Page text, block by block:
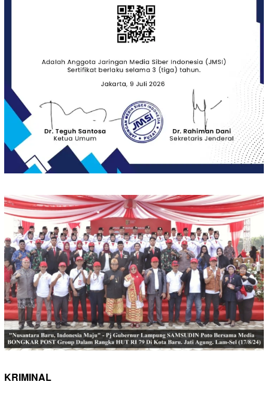
KRIMINAL